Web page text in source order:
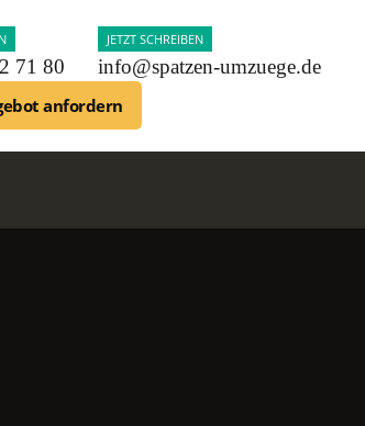
71 80
JETZT SCHREIBEN
info@spatzen-umzuege.de
anfordern